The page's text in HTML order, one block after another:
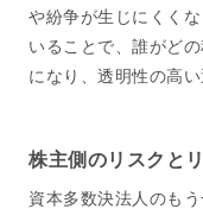
や紛争が生じにくく
いることで、誰がど
になり、透明性の高い
株主側のリスクと
資本多数決法人のも